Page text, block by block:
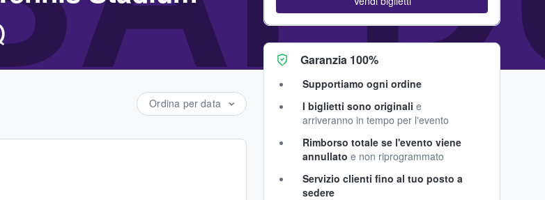
Ordina per data
Garanzia 100%
Supportiamo ogni ordine
I biglietti sono originali e
arriveranno in tempo per l'evento
Rimborso totale se l'evento viene
annullato e non riprogrammato
Servizio clienti fino al tuo posto a
sedere